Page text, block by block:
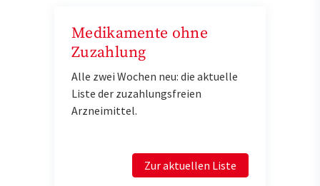
Medikamente ohne
Zuzahlung
Alle zwei Wochen neu: die aktuelle
Liste der zuzahlungsfreien
Arzneimittel.
Zur aktuellen Liste